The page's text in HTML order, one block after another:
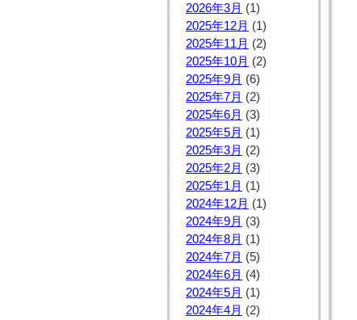
2026年3月 (1)
2025年12月 (1)
2025年11月 (2)
2025年10月 (2)
2025年9月 (6)
2025年7月 (2)
2025年6月 (3)
2025年5月 (1)
2025年3月 (2)
2025年2月 (3)
2025年1月 (1)
2024年12月 (1)
2024年9月 (3)
2024年8月 (1)
2024年7月 (5)
2024年6月 (4)
2024年5月 (1)
2024年4月 (2)